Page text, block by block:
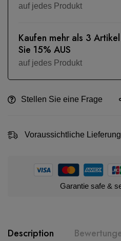
auf jedes Produkt
Kaufen mehr als 3
Sie 15% AUS
auf jedes Produkt
Stellen Sie eine Frage
Voraussichtliche
Garantie safe &
Description